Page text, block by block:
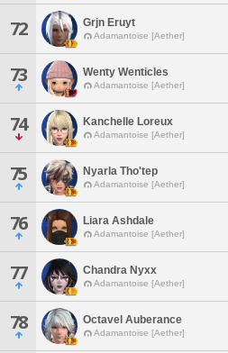
72 Grjn Eruyt
Adamantoise [Aether]
73 Wenty Wenticles
Adamantoise [Aether]
74 Kanchelle Loreux
Adamantoise [Aether]
75 Nyarla Tho'tep
Adamantoise [Aether]
76 Liara Ashdale
Adamantoise [Aether]
77 Chandra Nyxx
Adamantoise [Aether]
78 Octavel Auberance
Adamantoise [Aether]